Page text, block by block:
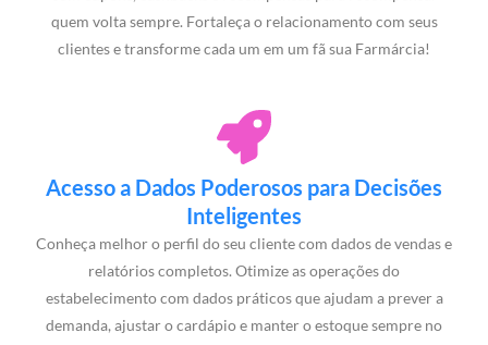
quem volta sempre. Fortaleça o relacionamento com seus
clientes e transforme cada um em um fã sua Farmárcia!
Acesso a Dados Poderosos para Decisões
Inteligentes
Conheça melhor o perfil do seu cliente com dados de vendas e
relatórios completos. Otimize as operações do
estabelecimento com dados práticos que ajudam a prever a
demanda, ajustar o cardápio e manter o estoque sempre no